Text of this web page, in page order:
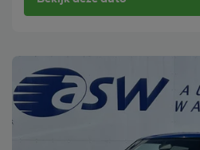
Bekijk deze auto